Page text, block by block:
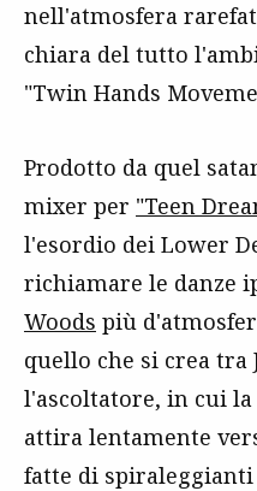
nell'atmosfera
chiara del tutto
"Twin Hands
Prodotto da quel
mixer per "Teen
l'esordio dei Lower
richiamare le danze
Woods più
quello che si crea tra
l'ascoltatore, in cui
attira lentamente
fatte di